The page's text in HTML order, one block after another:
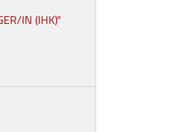
IN (IHK)"